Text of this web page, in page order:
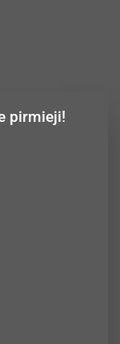
pirmieji!